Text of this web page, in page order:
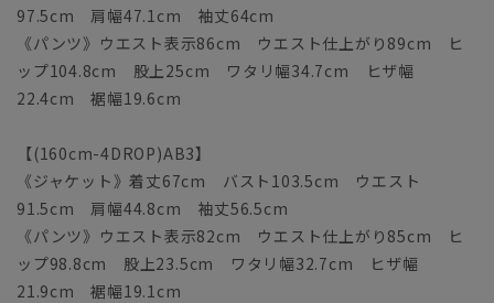
97.5cm 肩幅47.1cm 袖丈64cm
《パンツ》ウエスト表示86cm ウエスト仕上がり89cm ヒ
ップ104.8cm 股上25cm ワタリ幅34.7cm ヒザ幅
22.4cm 裾幅19.6cm
【(160cm-4DROP)AB3】
《ジャケット》着丈67cm バスト103.5cm ウエスト
91.5cm 肩幅44.8cm 袖丈56.5cm
《パンツ》ウエスト表示82cm ウエスト仕上がり85cm ヒ
ップ98.8cm 股上23.5cm ワタリ幅32.7cm ヒザ幅
21.9cm 裾幅19.1cm